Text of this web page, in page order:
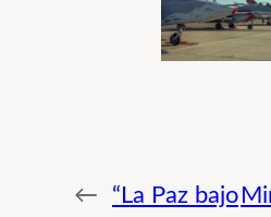
←
“La Paz bajo